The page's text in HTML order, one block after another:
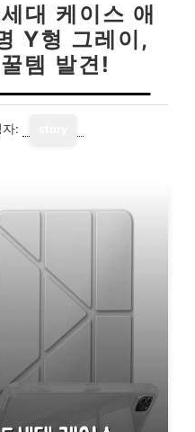
대 케이스 애
Y형 그레이,
템 발견!
자: